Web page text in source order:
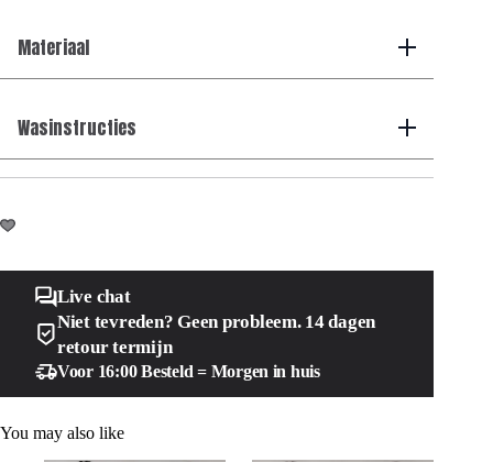
Materiaal
Wasinstructies
Live chat
Niet tevreden? Geen probleem. 14 dagen
retour termijn
Voor 16:00 Besteld = Morgen in huis
You may also like